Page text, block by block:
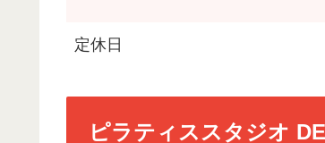
定休日
ピラティススタジオ